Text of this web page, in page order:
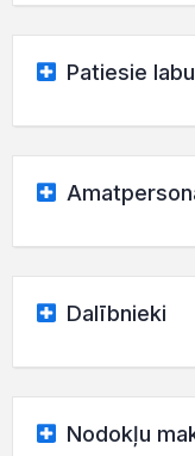
Patiesie
Dalībnieki
Nodokļu